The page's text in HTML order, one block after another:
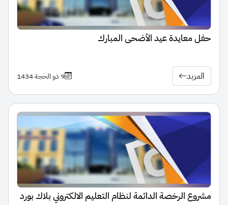
حفل معايدة عيد الأضحى المبارك
المزيد 9 ذو الحجة 1434
مشروع الرخصة الدائمة لنظام التعليم الالكتروني بلاك بورد